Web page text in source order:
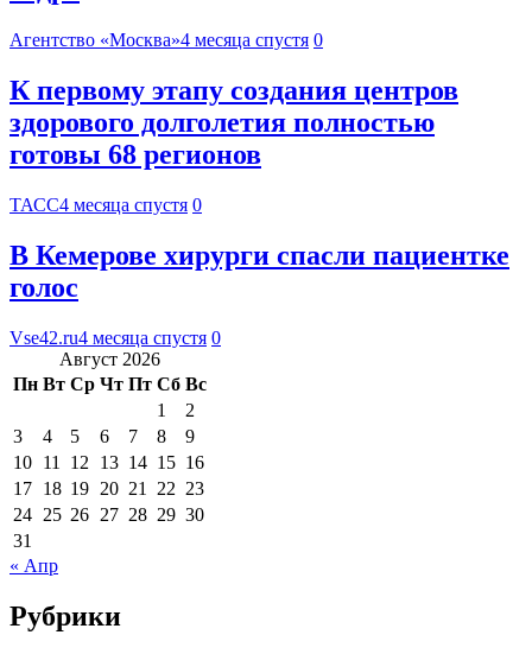
Агентство «Москва»4 месяца спустя 0
К первому этапу создания центров
здорового долголетия полностью
готовы 68 регионов
ТАСС4 месяца спустя 0
В Кемерове хирурги спасли пациентке
голос
Vse42.ru4 месяца спустя 0
Август 2026
Пн Вт Ср Чт Пт Сб Вс
1
2
3
4 5 6 7 8
9
10 11 12 13 14 15 16
17 18 19 20 21 22 23
24 25 26 27 28 29 30
31
« Апр
Рубрики